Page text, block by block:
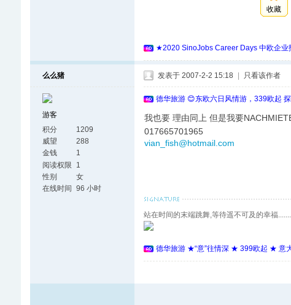
收藏
★2020 SinoJobs Career Days 中欧企
么么猪
游客
积分
1209
威望
288
金钱
1
阅读权限
1
性别
女
在线时间
96 小时
发表于 2007-2-2 15:18 只看该作者
德华旅游 😊东欧六日风情游，339欧起
我也要 理由同上 但是我要
017665701965
vian_fish@hotmail.com
站在时间的末端跳舞,等待遥不可及的幸福.......
德华旅游 ★“意”往情深 ★ 399欧起 ★ 意